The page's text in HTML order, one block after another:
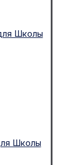
Школы
Школы